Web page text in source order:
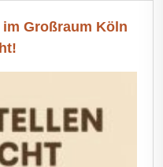
Großraum Köln